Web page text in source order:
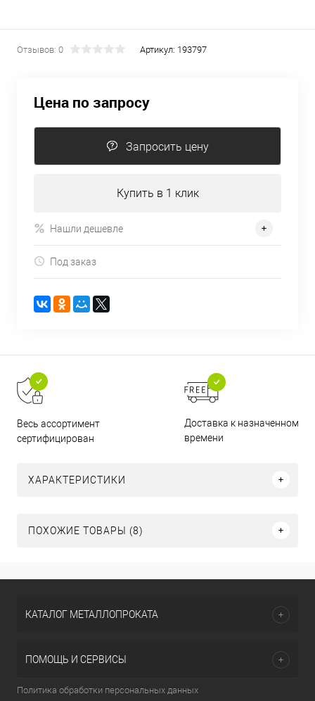
Отзывов: 0 Артикул: 193797
Цена по запросу
Запросить цену
Купить в 1 клик
Нашли дешевле
Под заказ
Весь ассортимент
сертифицирован
Доставка к назначенному
времени
ХАРАКТЕРИСТИКИ
ПОХОЖИЕ ТОВАРЫ (8)
КАТАЛОГ МЕТАЛЛОПРОКАТА
ПОМОЩЬ И СЕРВИСЫ
Политика обработки персональных данных